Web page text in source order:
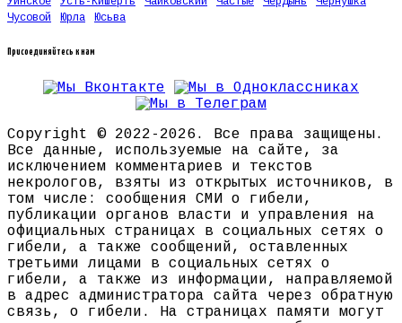
Чусовой
Юрла Юсьва
Присоединяйтесь к нам
Copyright © 2022-2026. Все права защищены.
Все данные, используемые на сайте, за
исключением комментариев и текстов
некрологов, взяты из открытых источников, в
том числе: сообщения СМИ о гибели,
публикации органов власти и управления на
официальных страницах в социальных сетях о
гибели, а также сообщений, оставленных
третьими лицами в социальных сетях о
гибели, а также из информации, направляемой
в адрес администратора сайта через обратную
связь, о гибели. На страницах памяти могут